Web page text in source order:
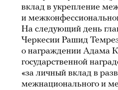
вклад в укрепление
и
На следующий день
Черкесии Рашид
о награждении Адама
государственной
«за личный вклад в
межнационального и